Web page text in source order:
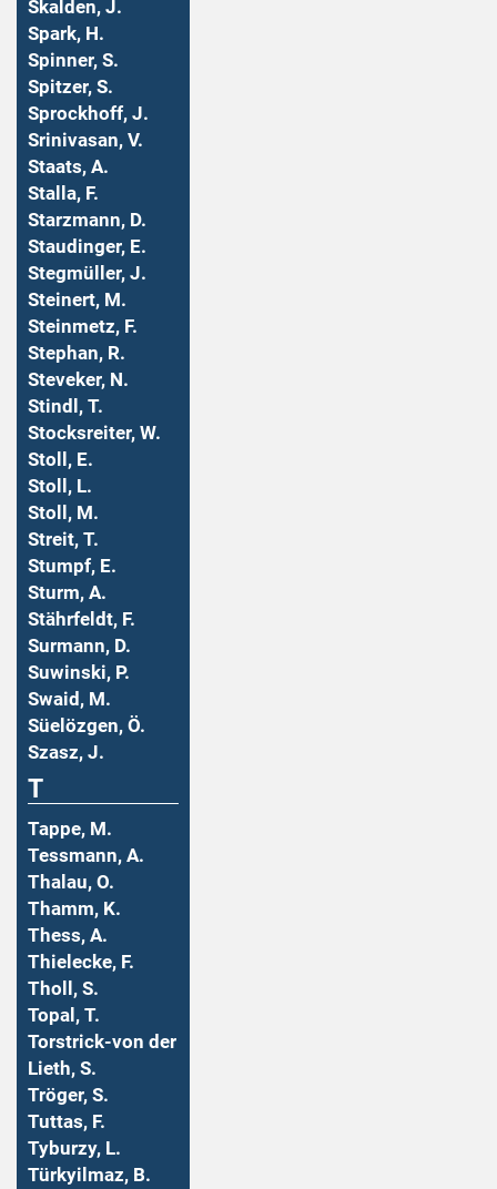
Skalden, J.
Spark, H.
Spinner, S.
Spitzer, S.
Sprockhoff, J.
Srinivasan, V.
Staats, A.
Stalla, F.
Starzmann, D.
Staudinger, E.
Stegmüller, J.
Steinert, M.
Steinmetz, F.
Stephan, R.
Steveker, N.
Stindl, T.
Stocksreiter, W.
Stoll, E.
Stoll, L.
Stoll, M.
Streit, T.
Stumpf, E.
Sturm, A.
Stährfeldt, F.
Surmann, D.
Suwinski, P.
Swaid, M.
Süelözgen, Ö.
Szasz, J.
T
Tappe, M.
Tessmann, A.
Thalau, O.
Thamm, K.
Thess, A.
Thielecke, F.
Tholl, S.
Topal, T.
Torstrick-von der
Lieth, S.
Tröger, S.
Tuttas, F.
Tyburzy, L.
Türkyilmaz, B.